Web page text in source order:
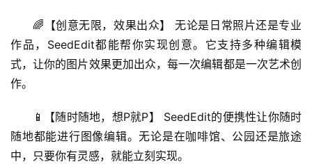
日
报
🌈【创意无限，效果出众】 无论是日常照片还是专业
作品，SeedEdit都能帮你实现创意。它支持多种编辑模
式，让你的图片效果更加出众，每一次编辑都是一次艺术创
作。
📱【随时随地，想P就P】 SeedEdit的便携性让你随时
随地都能进行图像编辑。无论是在咖啡馆、公园还是旅途
中，只要你有灵感，就能立刻实现。